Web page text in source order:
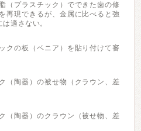
（プラスチック）でできた歯の修
再現できるが、金属に比べると強
適さない。
クの板（ベニア）を貼り付けて審
（陶器）の被せ物（クラウン、差
（陶器）のクラウン（被せ物、差